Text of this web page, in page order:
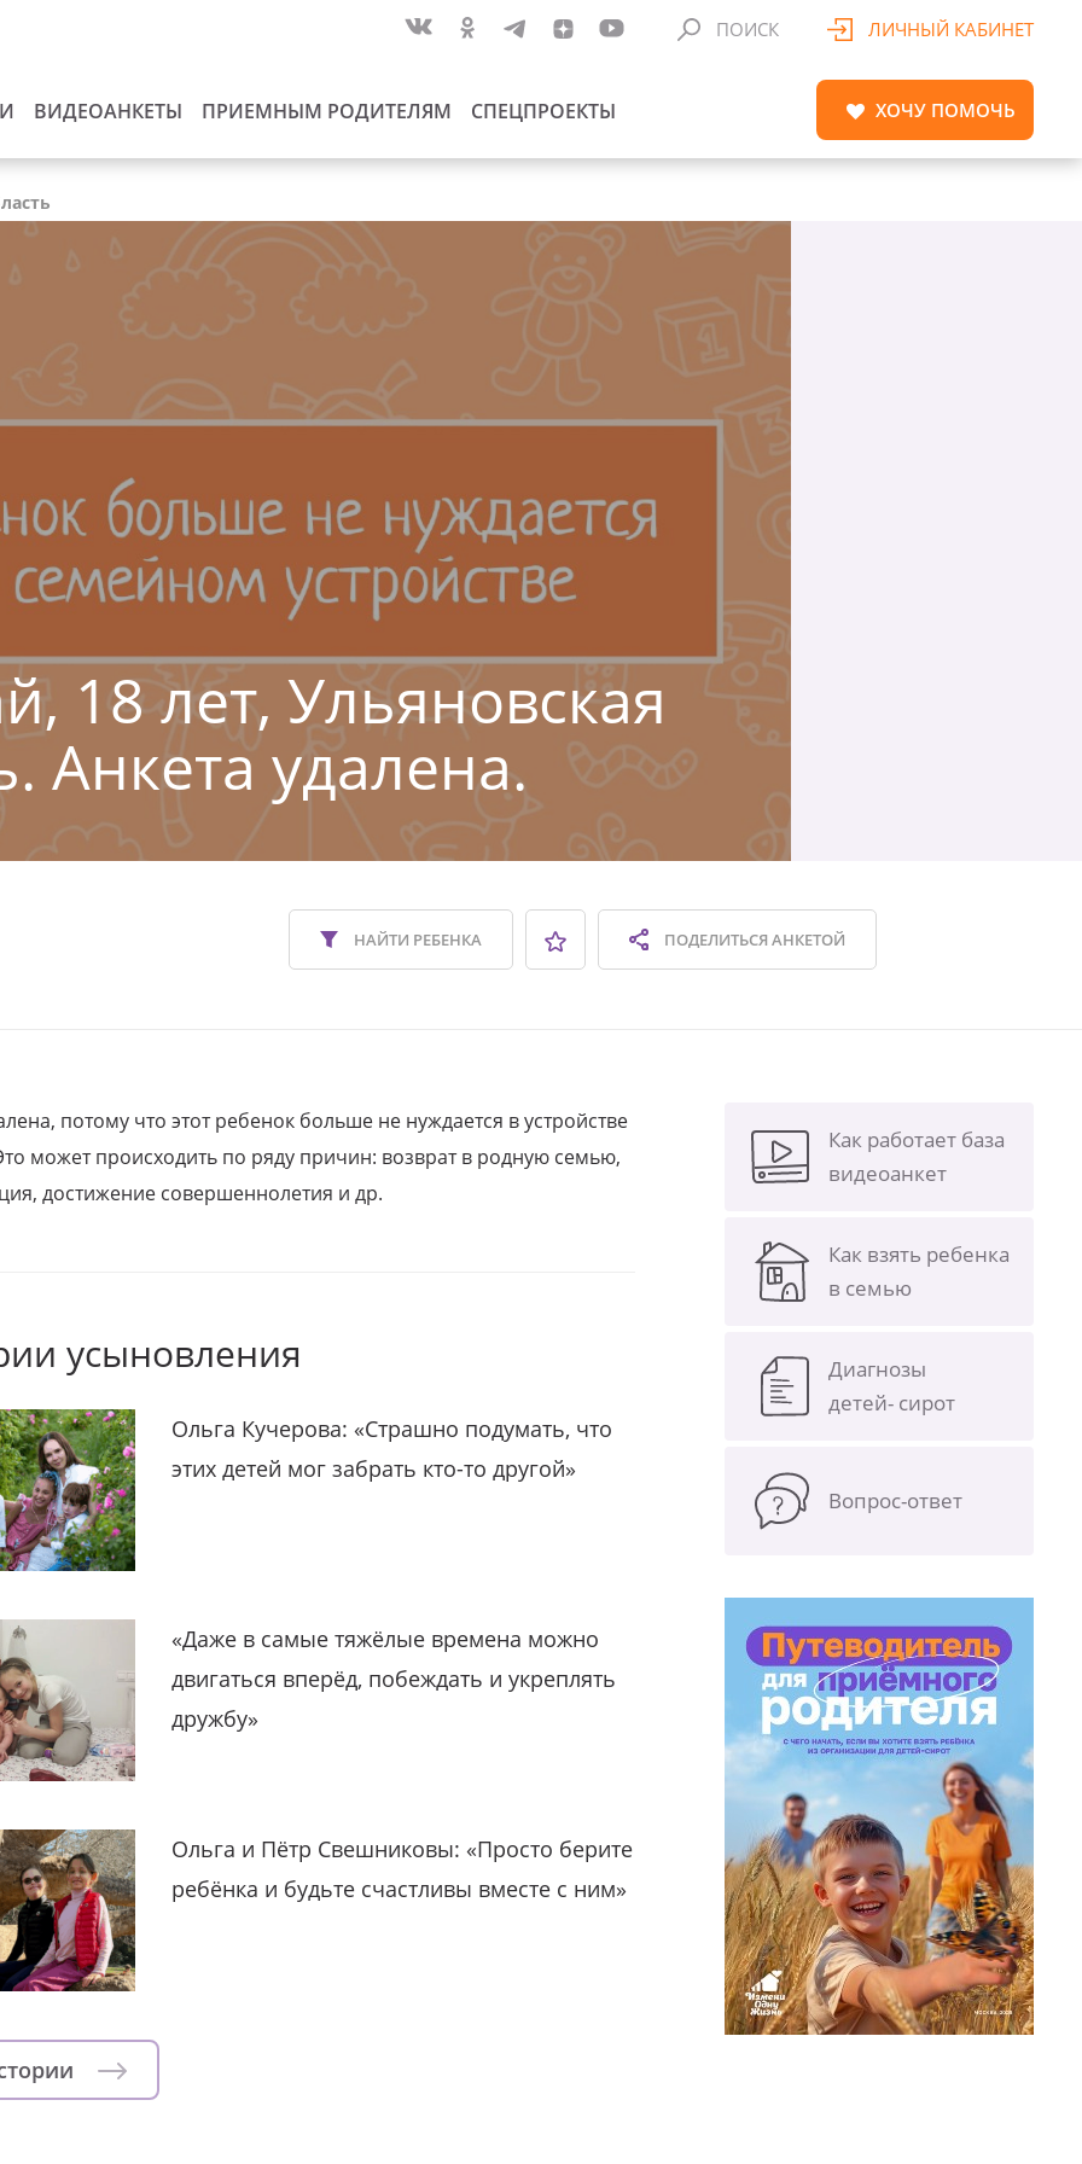
ВИДЕОАНКЕТЫ ПРИЕМНЫМ РОДИТЕЛЯМ СПЕЦПРОЕКТЫ
ПОИСК ЛИЧНЫЙ КАБИНЕТ
ХОЧУ ПОМОЧЬ
18 лет, Ульяновская
Анкета удалена.
ПОДЕЛИТЬСЯАНКЕТОЙ
НАЙТИ РЕБЕНКА
потому что этот ребенок больше не нуждается в устройстве
может происходить по ряду причин: возврат в родную семью,
достижение совершеннолетия и др.
усыновления
Ольга Кучерова: «Страшно подумать, что
этих детей мог забрать кто-то другой»
«Даже в самые тяжёлые времена можно
двигаться вперёд, побеждать и укреплять
дружбу»
Ольга и Пётр Свешниковы: «Просто берите
ребёнка и будьте счастливы вместе с ним»
Как работает база
видеоанкет
Как взять ребенка
в семью
Диагнозы
детей- сирот
Вопрос-ответ